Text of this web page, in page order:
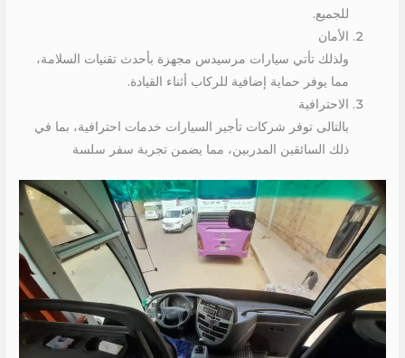
للجميع.
الأمان
ولذلك تأتي سيارات مرسيدس مجهزة بأحدث تقنيات السلامة،
مما يوفر حماية إضافية للركاب أثناء القيادة.
الاحترافية
بالتالى توفر شركات تأجير السيارات خدمات احترافية، بما في
ذلك السائقين المدربين، مما يضمن تجربة سفر سلسة